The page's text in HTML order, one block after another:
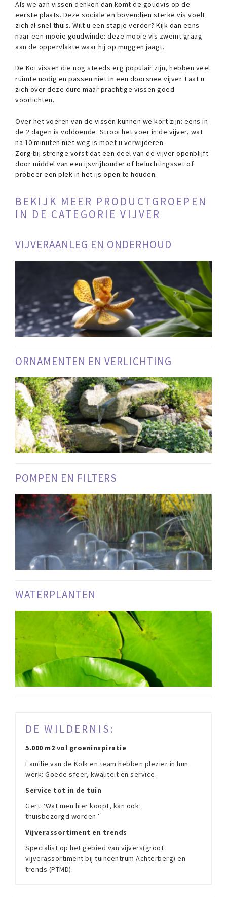
Als we aan vissen denken dan komt de goudvis op de
eerste plaats. Deze sociale en bovendien sterke vis voelt
zich al snel thuis. Wilt u een stapje verder? Kijk dan eens
naar een mooie goudwinde: deze mooie vis zwemt graag
aan de oppervlakte waar hij op muggen jaagt.
De Koi vissen die nog steeds erg populair zijn, hebben veel
ruimte nodig en passen niet in een doorsnee vijver. Laat u
zich over deze dure maar prachtige vissen goed
voorlichten.
Over het voeren van de vissen kunnen we kort zijn: eens in
de 2 dagen is voldoende. Strooi het voer in de vijver, wat
na 10 minuten niet weg is moet u verwijderen.
Zorg bij strenge vorst dat een deel van de vijver openblijft
door middel van een ijsvrijhouder of beluchtingsset of
probeer een plek in het ijs open te houden.
BEKIJK MEER PRODUCTGROEPEN
IN DE CATEGORIE VIJVER
VIJVERAANLEG EN ONDERHOUD
ORNAMENTEN EN VERLICHTING
POMPEN EN FILTERS
WATERPLANTEN
DE WILDERNIS:
5.000 m2 vol groeninspiratie
Familie van de Kolk en team hebben plezier in hun
werk: Goede sfeer, kwaliteit en service.
Service tot in de tuin
Gert: ‘Wat men hier koopt, kan ook
thuisbezorgd worden.’
Vijverassortiment en trends
Specialist op het gebied van vijvers(groot
vijverassortiment bij tuincentrum Achterberg) en
trends (PTMD).